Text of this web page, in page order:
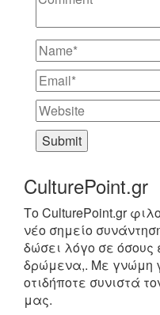
CulturePoint.gr
Το CulturePoint.gr
νέο σημείο
δώσει λόγο σε
δρώμενα,. Με γνώμη
οτιδήποτε συνιστά
μας.